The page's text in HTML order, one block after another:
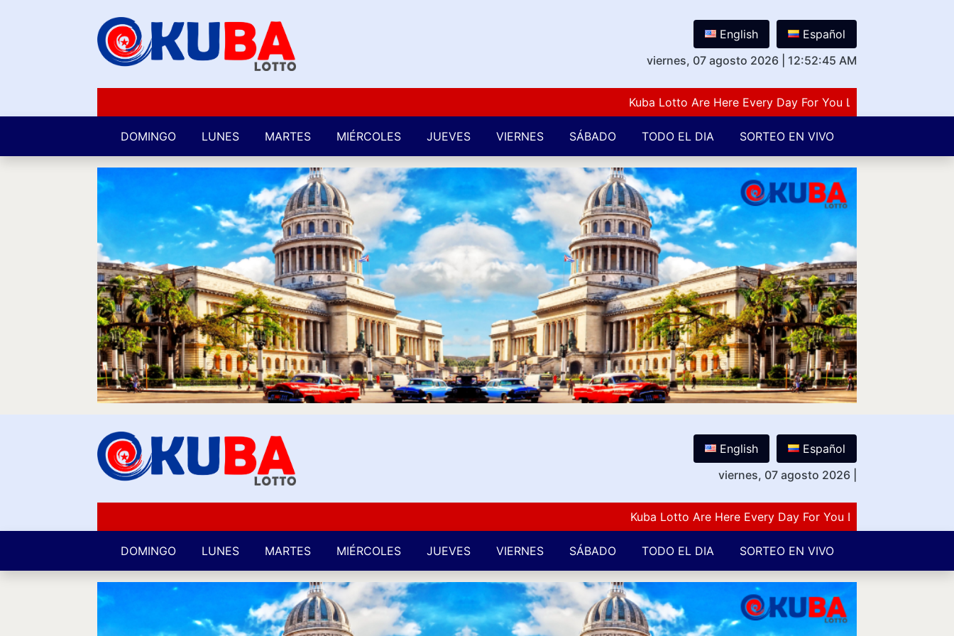
English
Español
viernes, 07 agosto 2026
12:52:46 AM
Kuba Lotto Are Here Every Day For You Lovers Of Number
DOMINGO LUNES MARTES MIÉRCOLES JUEVES VIERNES SÁBADO TODO EL DIA SORTEO EN VIVO
English
Español
viernes, 07 agosto 2026
Kuba Lotto Are Here Every Day For You Lovers Of Number
DOMINGO LUNES MARTES MIÉRCOLES JUEVES VIERNES SÁBADO TODO EL DIA SORTEO EN VIVO